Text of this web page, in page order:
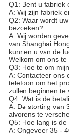
Q1: Bent u fabriek
A: Wij zijn fabriek
Q2: Waar wordt
bezoeken?
A: Wij worden
van Shanghai
kunnen u van de
Welkom om ons te
Q3: Hoe te om
A: Contacteer ons
telefoon om het
zullen beginnen te
Q4: Wat is de
A: De storting van
alvorens te
Q5: Hoe lang is de
A: Ongeveer 35 -